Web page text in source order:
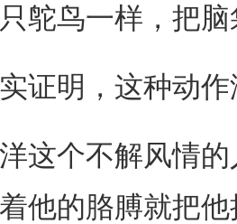
鸵鸟一样，把
明，这种动作
个不解风情的
他的胳膊就把